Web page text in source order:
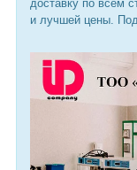
доставку по всем
и лучшей цены.